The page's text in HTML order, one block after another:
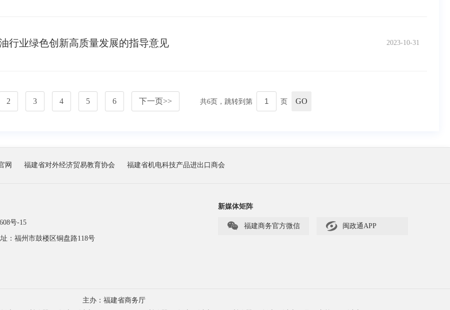
行业绿色创新高质量发展的指导意见 2023-10-31
2 3 4 5 6 下一页>> 共6页，跳转到第 页 GO
网 福建省对外经济贸易教育协会 福建省机电科技产品进出口商会
号-15
：福州市鼓楼区铜盘路118号
新媒体矩阵
 福建商务官方微信  闽政通APP
主办：福建省商务厅